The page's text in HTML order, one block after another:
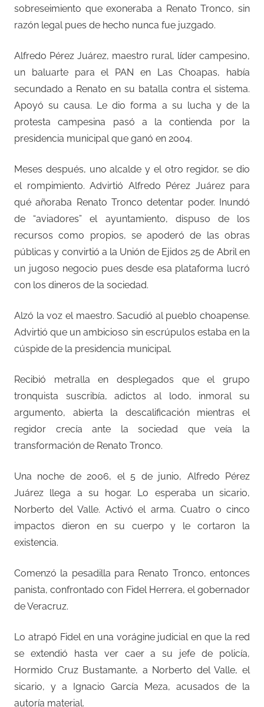
sobreseimiento que exoneraba a Renato Tronco, sin
razón legal pues de hecho nunca fue juzgado.
Alfredo Pérez Juárez, maestro rural, líder campesino,
un baluarte para el PAN en Las Choapas, había
secundado a Renato en su batalla contra el sistema.
Apoyó su causa. Le dio forma a su lucha y de la
protesta campesina pasó a la contienda por la
presidencia municipal que ganó en 2004.
Meses después, uno alcalde y el otro regidor, se dio
el rompimiento. Advirtió Alfredo Pérez Juárez para
qué añoraba Renato Tronco detentar poder. Inundó
de “aviadores” el ayuntamiento, dispuso de los
recursos como propios, se apoderó de las obras
públicas y convirtió a la Unión de Ejidos 25 de Abril en
un jugoso negocio pues desde esa plataforma lucró
con los dineros de la sociedad.
Alzó la voz el maestro. Sacudió al pueblo choapense.
Advirtió que un ambicioso sin escrúpulos estaba en la
cúspide de la presidencia municipal.
Recibió metralla en desplegados que el grupo
tronquista suscribía, adictos al lodo, inmoral su
argumento, abierta la descalificación mientras el
regidor crecía ante la sociedad que veía la
transformación de Renato Tronco.
Una noche de 2006, el 5 de junio, Alfredo Pérez
Juárez llega a su hogar. Lo esperaba un sicario,
Norberto del Valle. Activó el arma. Cuatro o cinco
impactos dieron en su cuerpo y le cortaron la
existencia.
Comenzó la pesadilla para Renato Tronco, entonces
panista, confrontado con Fidel Herrera, el gobernador
de Veracruz.
Lo atrapó Fidel en una vorágine judicial en que la red
se extendió hasta ver caer a su jefe de policía,
Hormido Cruz Bustamante, a Norberto del Valle, el
sicario, y a Ignacio García Meza, acusados de la
autoría material.